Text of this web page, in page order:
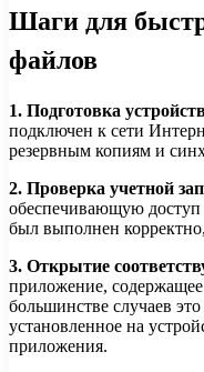
Шаги для
файлов
1. Подготовка
подключен к сети
резервным копиям и
2. Проверка учетной
обеспечивающую
был выполнен
3. Открытие
приложение,
большинстве случаев
установленное на
приложения.